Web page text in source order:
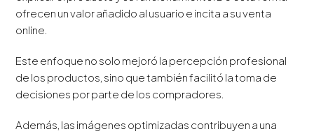
ofrecen un valor añadido al usuario e incita a su venta
online.
Este enfoque no solo mejoró la percepción profesional
de los productos, sino que también facilitó la toma de
decisiones por parte de los compradores.
Además, las imágenes optimizadas contribuyen a una